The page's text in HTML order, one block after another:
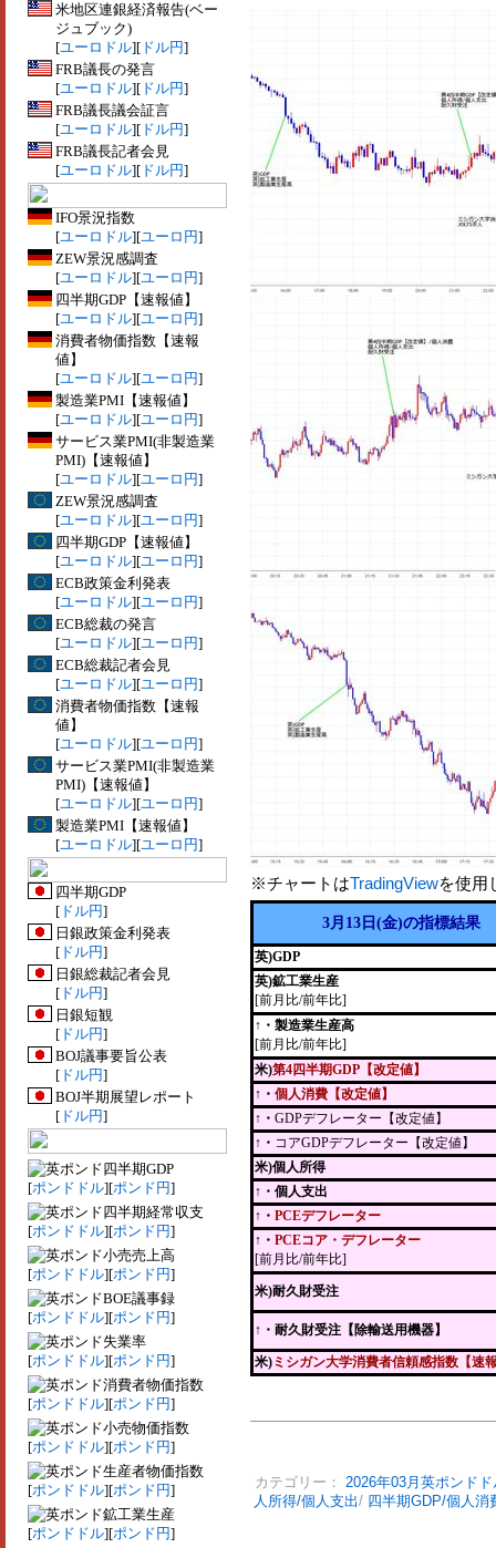
米地区連銀経済報告(ベー
ジュブック)
[ユーロドル][ ドル円]
FRB議長の発言
[ユーロドル][ ドル円]
FRB議長議会証言
[ユーロドル][ ドル円]
FRB議長記者会見
[ユーロドル][ ドル円]
IFO景況指数
[ユーロドル][ユーロ円]
ZEW景況感調査
[ユーロドル][ユーロ円]
四半期GDP【速報値】
[ユーロドル][ユーロ円]
消費者物価指数【速報
値】
[ユーロドル][ユーロ円]
製造業PMI【速報値】
[ユーロドル][ユーロ円]
サービス業PMI(非製造業
PMI)【速報値】
[ユーロドル][ユーロ円]
ZEW景況感調査
[ユーロドル][ユーロ円]
四半期GDP【速報値】
[ユーロドル][ユーロ円]
ECB政策金利発表
[ユーロドル][ユーロ円]
ECB総裁の発言
[ユーロドル][ユーロ円]
ECB総裁記者会見
[ユーロドル][ユーロ円]
消費者物価指数【速報
値】
[ユーロドル][ユーロ円]
サービス業PMI(非製造業
PMI)【速報値】
[ユーロドル][ユーロ円]
製造業PMI【速報値】
[ユーロドル][ユーロ円]
四半期GDP
[ ドル円]
日銀政策金利発表
[ ドル円]
日銀総裁記者会見
[ ドル円]
日銀短観
[ ドル円]
BOJ議事要旨公表
[ ドル円]
BOJ半期展望レポート
[ ドル円]
四半期GDP
[ポンドドル][ポンド円]
四半期経常収支
[ポンドドル][ポンド円]
小売売上高
[ポンドドル][ポンド円]
BOE議事録
[ポンドドル][ポンド円]
失業率
[ポンドドル][ポンド円]
消費者物価指数
[ポンドドル][ポンド円]
小売物価指数
[ポンドドル][ポンド円]
生産者物価指数
[ポンドドル][ポンド円]
鉱工業生産
[ポンドドル][ポンド円]
※チャートはTradingViewを使用
3月13日(金)の指標結果
英)GDP
英)鉱工業生産
[前月比/前年比]
↑・製造業生産高
[前月比/前年比]
米)第4四半期GDP【改定値】
↑・ 個人消費【改定値】
↑・ GDPデフレーター【改定値】
↑・ コアGDPデフレーター【改定値】
米)個人所得
↑・個人支出
↑・ PCEデフレーター
↑・ PCEコア・デフレーター
[前月比/前年比]
米)耐久財受注
↑ ・耐久財受注【除輸送用機器】
米) ミシガン大学消費者信頼感指数【速
カテゴリー： 2026年03月英ポンドド
人所得/個人支出/ 四半期GDP/個人消